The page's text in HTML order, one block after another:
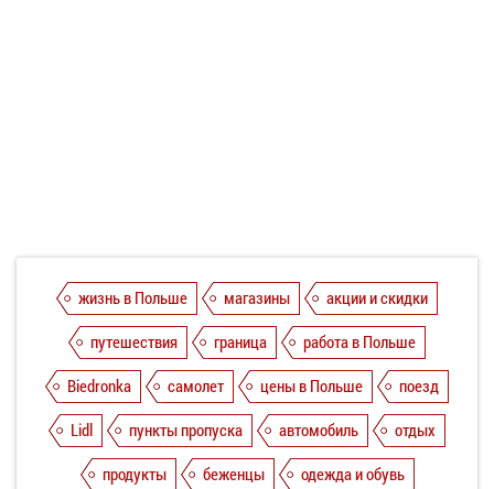
жизнь в Польше магазины
акции и скидки
путешествия
граница
работа в Польше
Biedronka
самолет цены в Польше
поезд
Lidl
пункты пропуска автомобиль
отдых
продукты
беженцы
одежда и обувь